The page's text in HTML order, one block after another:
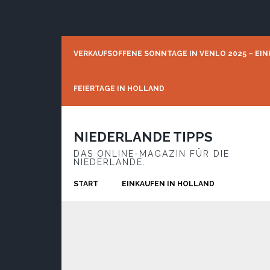
VERKAUFSOFFENE SONNTAGE IN VENLO 2025 –
FEIERTAGE IN HOLLAND
NIEDERLANDE TIPPS
DAS ONLINE-MAGAZIN FÜR DIE
NIEDERLANDE.
START EINKAUFEN IN HOLLAND